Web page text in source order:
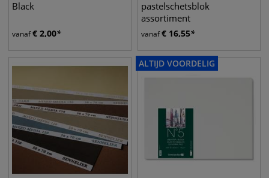
Black
vanaf€ 2,00
pastelschetsblok
assortiment
vanaf€ 16,55
ALTIJD VOORDELIG